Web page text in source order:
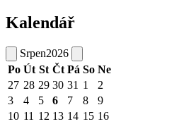
Kalendář
Srpen2026
Po Út St Čt Pá So Ne
27 28 29 30 31 1
2
3
4 5 6 7 8
9
10 11 12 13 14 15 16